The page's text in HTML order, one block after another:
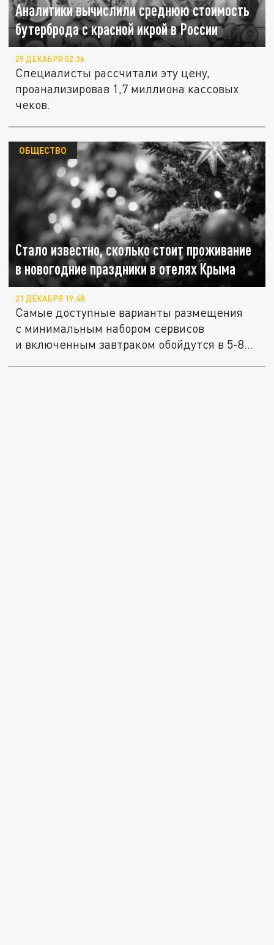
Аналитики вычислили среднюю стоимость
бутерброда с красной икрой в России
29 ДЕКАБРЯ 02:36
Специалисты рассчитали эту цену,
проанализировав 1,7 миллиона кассовых
чеков.
Стало известно, сколько стоит проживание
в новогодние праздники в отелях Крыма
ОБЩЕСТВО
21 ДЕКАБРЯ 19:48
Самые доступные варианты размещения
с минимальным набором сервисов
и включенным завтраком обойдутся в 5-8...